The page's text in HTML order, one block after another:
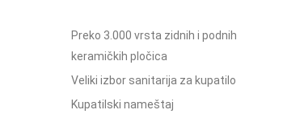
Preko 3.000 vrsta zidnih i podnih
keramičkih pločica
Veliki izbor sanitarija za kupatilo
Kupatilski nameštaj